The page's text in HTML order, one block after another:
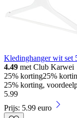
Kledinghanger wit set
4.49 met Club Karwei
25% korting25%
25% korting,
5.99
Prijs: 5.99 euro